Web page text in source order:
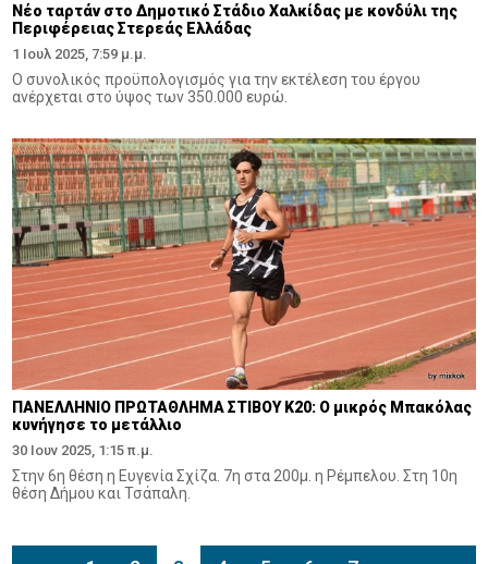
Νέο ταρτάν στο Δημοτικό Στάδιο Χαλκίδας με κονδύλι της
Περιφέρειας Στερεάς Ελλάδας
1 Ιουλ 2025, 7:59 μ.μ.
Ο συνολικός προϋπολογισμός για την εκτέλεση του έργου
ανέρχεται στο ύψος των 350.000 ευρώ.
ΠΑΝΕΛΛΗΝΙΟ ΠΡΩΤΑΘΛΗΜΑ ΣΤΙΒΟΥ Κ20: Ο μικρός Μπακόλας
κυνήγησε το μετάλλιο
30 Ιουν 2025, 1:15 π.μ.
Στην 6η θέση η Ευγενία Σχίζα. 7η στα 200μ. η Ρέμπελου. Στη 10η
θέση Δήμου και Τσάπαλη.